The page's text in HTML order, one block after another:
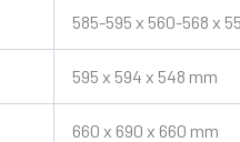
585-595 x 560-568 x
595 x 594 x 548 mm
660 x 690 x 660 mm